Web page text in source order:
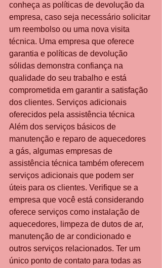
conheça as políticas de devolução da
empresa, caso seja necessário solicitar
um reembolso ou uma nova visita
técnica. Uma empresa que oferece
garantia e políticas de devolução
sólidas demonstra confiança na
qualidade do seu trabalho e está
comprometida em garantir a satisfação
dos clientes. Serviços adicionais
oferecidos pela assistência técnica
Além dos serviços básicos de
manutenção e reparo de aquecedores
a gás, algumas empresas de
assistência técnica também oferecem
serviços adicionais que podem ser
úteis para os clientes. Verifique se a
empresa que você está considerando
oferece serviços como instalação de
aquecedores, limpeza de dutos de ar,
manutenção de ar condicionado e
outros serviços relacionados. Ter um
único ponto de contato para todas as